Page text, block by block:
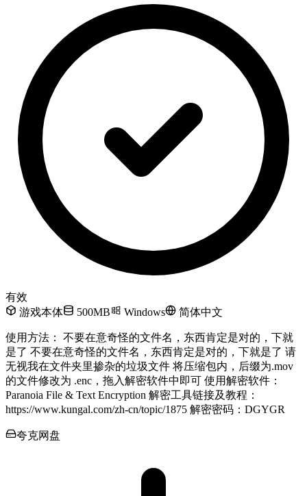
有效
游戏本体
500MB Windows 简体中文
使用方法： 不要在意奇怪的文件名，东西肯定是对的，下就
是了 不要在意奇怪的文件名，东西肯定是对的，下就是了 请
无视我在文件夹里掺杂的垃圾文件 将压缩包内，后缀为.mov
的文件修改为 .enc，拖入解密软件中即可 使用解密软件：
Paranoia File & Text Encryption 解密工具链接及教程：
https://www.kungal.com/zh-cn/topic/1875 解密密码：DGYGR
夸克网盘